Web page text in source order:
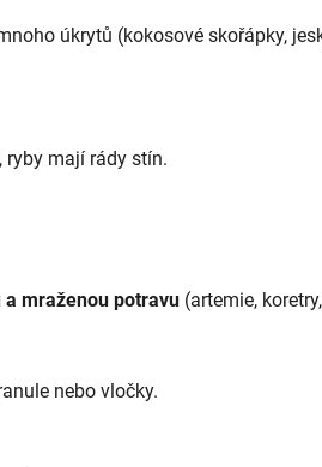
úkrytů (kokosové skořápky,
ryby mají rády stín.
a mraženou potravu (artemie,
nebo vločky.